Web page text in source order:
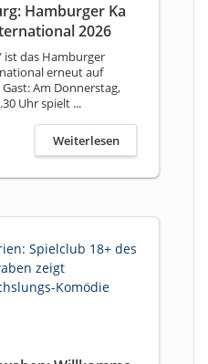
Hamburger Ka
2026
das Hamburger
erneut auf
Am Donnerstag,
Uhr spielt ...
Weiterlesen